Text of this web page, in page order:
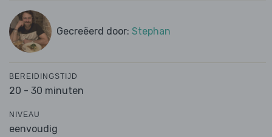
Gecreëerd door: Stephan
BEREIDINGSTIJD
20 - 30 minuten
NIVEAU
eenvoudig